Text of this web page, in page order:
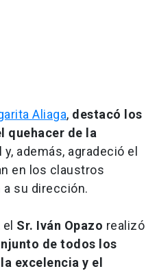
Aliaga, destacó los
quehacer de la
y, además, agradeció el
en los claustros
su dirección.
Sr. Iván Opazo realizó
de todos los
excelencia y el